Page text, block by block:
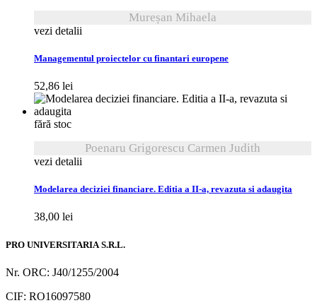
Mureșan Mihaela
vezi detalii
Managementul proiectelor cu finantari europene
52,86 lei
fără stoc
Poenaru Grigorescu Carmen Judith
vezi detalii
Modelarea deciziei financiare. Editia a II-a, revazuta si adaugita
38,00 lei
PRO UNIVERSITARIA S.R.L.
Nr. ORC: J40/1255/2004
CIF: RO16097580